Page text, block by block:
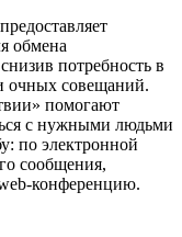
обмена
потребность в
очных совещаний.
помогают
с нужными людьми
по электронной
сообщения,
конференцию.